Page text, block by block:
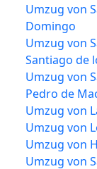
Umzug von
Domingo
Umzug von
Santiago de
Umzug von
Pedro de
Umzug von
Umzug von
Umzug von
Umzug von